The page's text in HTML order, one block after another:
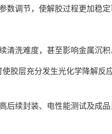
调节，使解胶过程更加稳定
洗难度，甚至影响金属沉积
层充分发生光化学降解反
续封装、电性能测试及成